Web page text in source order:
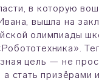
в которую
вышла на
олимпиады
цель — не
а стать призёрами